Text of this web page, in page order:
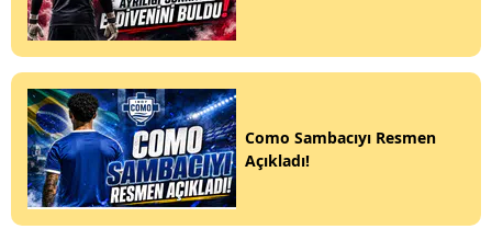
Como Sambacıyı Resmen
Açıkladı!